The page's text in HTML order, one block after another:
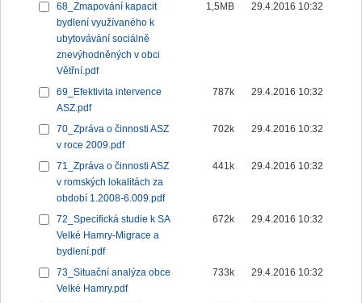
68_Zmapování kapacit
bydlení využívaného k
ubytovávání sociálně
znevýhodněných v obci
Větřní.pdf
1,5MB 29.4.2016 10:32
69_Efektivita intervence
ASZ.pdf
787k 29.4.2016 10:32
70_Zpráva o činnosti ASZ
v roce 2009.pdf
702k 29.4.2016 10:32
71_Zpráva o činnosti ASZ
v romských lokalitách za
období 1.2008-6.009.pdf
441k 29.4.2016 10:32
72_Specifická studie k SA
Velké Hamry-Migrace a
bydlení.pdf
672k 29.4.2016 10:32
73_Situační analýza obce
Velké Hamry.pdf
733k 29.4.2016 10:32